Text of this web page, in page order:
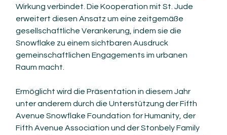
Wirkung verbindet. Die Kooperation mit St. Jude
erweitert diesen Ansatz um eine zeitgemäße
gesellschaftliche Verankerung, indem sie die
Snowflake zu einem sichtbaren Ausdruck
gemeinschaftlichen Engagements im urbanen
Raum macht.
Ermöglicht wird die Präsentation in diesem Jahr
unter anderem durch die Unterstützung der Fifth
Avenue Snowflake Foundation for Humanity, der
Fifth Avenue Association und der Stonbely Family